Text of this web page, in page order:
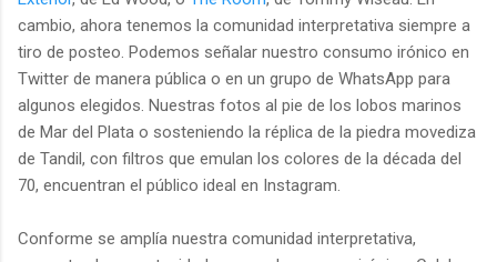
cambio, ahora tenemos la comunidad interpretativa siempre a
tiro de posteo. Podemos señalar nuestro consumo irónico en
Twitter de manera pública o en un grupo de WhatsApp para
algunos elegidos. Nuestras fotos al pie de los lobos marinos
de Mar del Plata o sosteniendo la réplica de la piedra movediza
de Tandil, con filtros que emulan los colores de la década del
70, encuentran el público ideal en Instagram.
Conforme se amplía nuestra comunidad interpretativa,